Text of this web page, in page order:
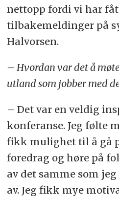
nettopp fordi vi har
tilbakemeldinger på
Halvorsen.
– Hvordan var det å
utland som jobber med
– Det var en veldig
konferanse. Jeg følte
fikk mulighet til å gå
foredrag og høre på
av det samme som
av. Jeg fikk mye